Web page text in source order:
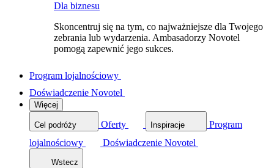
Dla biznesu
Skoncentruj się na tym, co najważniejsze dla Twojego
zebrania lub wydarzenia. Ambasadorzy Novotel
pomogą zapewnić jego sukces.
Program lojalnościowy
Doświadczenie Novotel
Więcej
Cel podróży Oferty Inspiracje
Program
lojalnościowy
Doświadczenie Novotel
Wstecz